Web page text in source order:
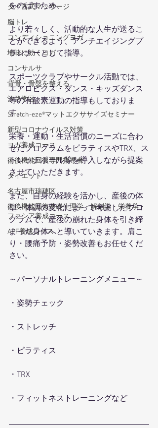
タイ古式マッサージ
脳トレ
コンディショニングヨガ
地味に効くヨガ
コンサルサ
背骨・骨盤を整える
汐路学区
Stretch-eze®マットエクササイズセミナー
新型コロナウイルス対策
ヨガ養成コース
術後機能回復専門指導者
ダイエット
名古屋市瑞穂区
術後機能回復基礎生理学・解剖学・栄養学・
ファシア養成コース
APF養成コース
をのばすため、
より若々しく、活動的な人生が送るこ
とができるよう、アンチエイジングプ
ランナーとして指導。
スポーツクラブやサークル活動では、
エアロビクス・ダンス・キッズダンス
等の有酸素運動の指導もしておりま
す。
栄養・運動・生活習慣のニーズに合わ
せたプログラムをピラティスやTRX、ス
トレッチポール等を導入しながら提案
させていただきます。
また、自身の経験を活かし、産後の体
型・体調の変化によって考慮したプロ
グラムで、産後の崩れた身体を引き締
まった身体へと導いていきます。肩こ
り・腰痛予防・姿勢改善もお任せくだ
さい。
～パーソナルトレーニングメニュー～
・姿勢チェック
・ストレッチ
・ピラティス
・TRX
・フィットネストレーニングなど